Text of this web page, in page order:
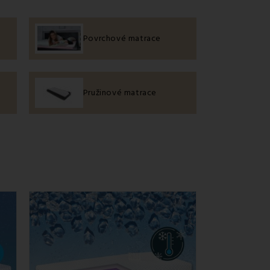
vám môže spôsobiťbolesti chrbta,
Povrchové matrace
Pružinové matrace